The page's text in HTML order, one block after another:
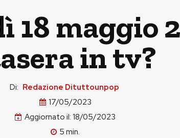
maggio
in tv?
Di: Redazione Dituttounpop
17/05/2023
Aggiornato il: 18/05/2023
5 min.